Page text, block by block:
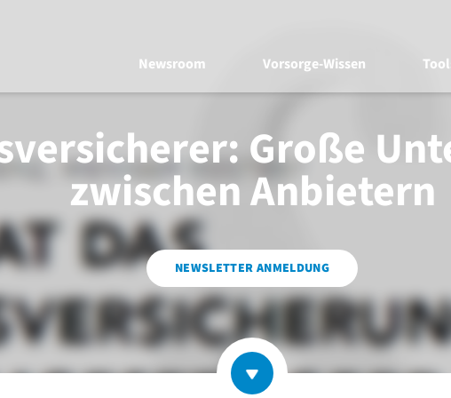
Newsroom Vorsorge-Wissen
Große
zwischen Anbietern
NEWSLETTER ANMELDUNG